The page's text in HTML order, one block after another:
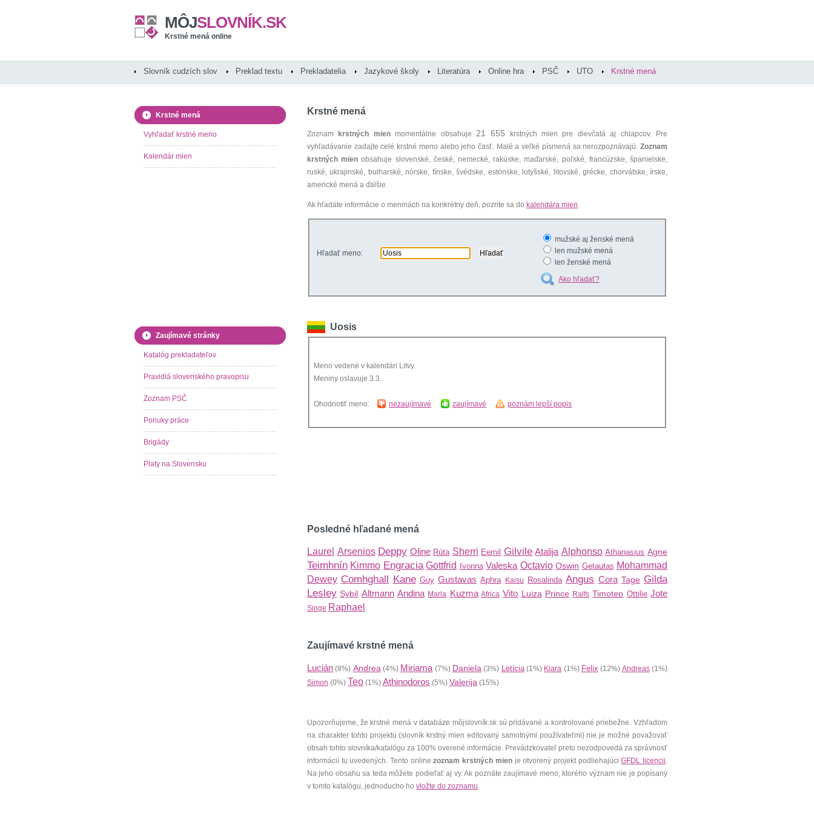
MÔJSLOVNÍK.SK
Krstné mená online
Slovník cudzích slov Preklad textu Prekladatelia Jazykové školy Literatúra Online hra PSČ UTO Krstné mená
Krstné mená
Zoznam krstných mienmomentálne obsahuje 21 655 krstných mien pre dievčatá aj chlapcov. Pre
vyhľadávanie zadajte celé krstné meno alebo jeho časť. Malé a veľké písmená sa nerozpoznávajú. Zoznam
krstných mien obsahuje slovenské, české, nemecké, rakúske, maďarské, poľské, francúzske, španielske,
ruské, ukrajinské, bulharské, nórske, fínske, švédske, estónske, lotyšské, litovské, grécke, chorvátske, írske,
americké mená a ďalšie.
Ak hľadáte informácie o meninách na konkrétny deň, pozrite sa do kalendára mien.
Hľadať meno:
mužské aj ženské mená
len mužské mená
len ženské mená
Ako hľadať?
Uosis
Meno vedené v kalendári Litvy.
Meniny oslavuje 3.3.
Ohodnotiť meno: nezaujímavé zaujímavé poznám lepší popis
Posledné hľadané mená
Laurel Arsenios Deppy Oline Rúta Sherri Eemil Gilvile Atalija Alphonso Athanasius Agne
Teimhnín Kimmo Engracia Gottfrid Ivonna Valeska Octavio Oswin Getautas Mohammad
Dewey Comhghall Kane Guy Gustavas Aphra Kaisu Rosalinda Angus Cora Tage Gilda
Lesley Sybil Altmann Andina Marla Kuzma Africa Vito Luiza Prince Ralfs Timoteo Ottilie Jote
Singe Raphael
Zaujímavé krstné mená
Lucián (8%) Andrea(4%) Miriama(7%) Daniela (3%) Leticia(1%) Kiara (1%) Felix (12%) Andreas(1%)
Simon (0%) Teo (1%) Athinodoros (5%) Valerija (15%)
Upozorňujeme, že krstné mená v databáze môjslovník.sk sú pridávané a kontrolované priebežne. Vzhľadom
na charakter tohto projektu (slovník krstný mien editovaný samotnými používateľmi) nie je možné považovať
obsah tohto slovníka/katalógu za 100% overené informácie. Prevádzkovateľ preto nezodpovedá za správnosť
informácií tu uvedených. Tento onlinezoznam krstných mienje otvorený projekt podliehajúciGFDL licencii.
Na jeho obsahu sa teda môžete podieľať aj vy. Ak poznáte zaujímavé meno, ktorého význam nie je popísaný
v tomto katalógu, jednoducho ho vložte do zoznamu.
Krstné mená
Vyhľadať krstné meno
Kalendár mien
Zaujímavé stránky
Katalóg prekladateľov
Pravidlá slovenského pravopisu
Zoznam PSČ
Ponuky práce
Brigády
Platy na Slovensku